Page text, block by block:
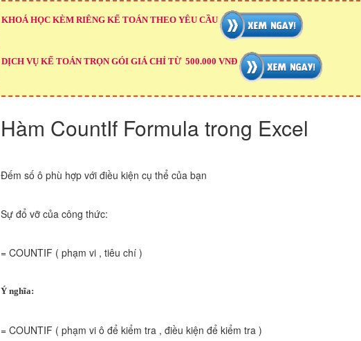
KHOÁ HỌC KÈM RIÊNG KẾ TOÁN THEO YÊU CẦU
DỊCH VỤ KẾ TOÁN TRỌN GÓI GIÁ CHỈ TỪ 500.000 VNĐ
Hàm CountIf Formula trong Excel
Đếm số ô phù hợp với điều kiện cụ thể của bạn
Sự đổ vỡ của công thức:
= COUNTIF ( phạm vi , tiêu chí )
Ý nghĩa:
= COUNTIF ( phạm vi ô để kiểm tra , điều kiện để kiểm tra )